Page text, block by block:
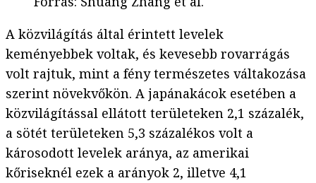
A közvilágítás által érintett levelek
keményebbek voltak, és kevesebb rovarrágás
volt rajtuk, mint a fény természetes váltakozása
szerint növekvőkön. A japánakácok esetében a
közvilágítással ellátott területeken 2,1 százalék,
a sötét területeken 5,3 százalékos volt a
károsodott levelek aránya, az amerikai
kőriseknél ezek a arányok 2, illetve 4,1